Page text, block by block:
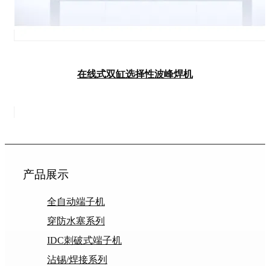
在线式双缸选择性波峰焊机
产品展示
全自动端子机
穿防水塞系列
IDC刺破式端子机
沾锡/焊接系列